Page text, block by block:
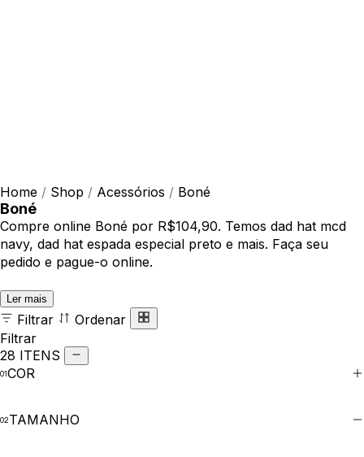
Home / Shop / Acessórios / Boné
Boné
Compre online Boné por R$104,90. Temos dad hat mcd
navy, dad hat espada especial preto e mais. Faça seu
pedido e pague-o online.
Ler mais
Filtrar
Ordenar
Filtrar
28 ITENS
COR
TAMANHO